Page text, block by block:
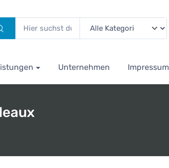
Unternehmen Impressum